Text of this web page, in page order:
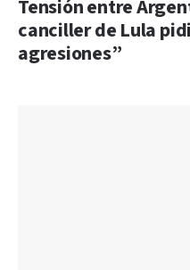
Tensión entre
canciller de Lula
agresiones”